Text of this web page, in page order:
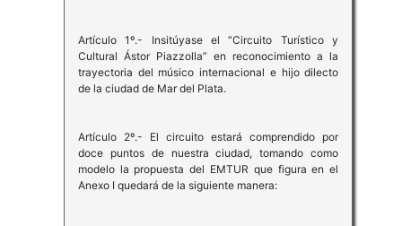
Artículo 1º.- Insitúyase el “Circuito Turístico y
Cultural Ástor Piazzolla” en reconocimiento a la
trayectoria del músico internacional e hijo dilecto
de la ciudad de Mar del Plata.
Artículo 2º.- El circuito estará comprendido por
doce puntos de nuestra ciudad, tomando como
modelo la propuesta del EMTUR que figura en el
Anexo I quedará de la siguiente manera: